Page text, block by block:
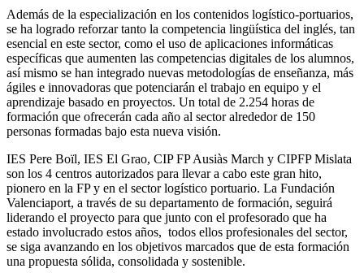
Además de la especialización en los contenidos logístico-portuarios,
se ha logrado reforzar tanto la competencia lingüística del inglés, tan
esencial en este sector, como el uso de aplicaciones informáticas
específicas que aumenten las competencias digitales de los alumnos,
así mismo se han integrado nuevas metodologías de enseñanza, más
ágiles e innovadoras que potenciarán el trabajo en equipo y el
aprendizaje basado en proyectos. Un total de 2.254 horas de
formación que ofrecerán cada año al sector alrededor de 150
personas formadas bajo esta nueva visión.
IES Pere Boïl, IES El Grao, CIP FP Ausiàs March y CIPFP Mislata
son los 4 centros autorizados para llevar a cabo este gran hito,
pionero en la FP y en el sector logístico portuario. La Fundación
Valenciaport, a través de su departamento de formación, seguirá
liderando el proyecto para que junto con el profesorado que ha
estado involucrado estos años, todos ellos profesionales del sector,
se siga avanzando en los objetivos marcados que de esta formación
una propuesta sólida, consolidada y sostenible.